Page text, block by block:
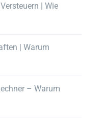
| Wie
| Warum
– Warum